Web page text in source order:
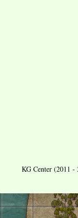
KG Center (2011 -